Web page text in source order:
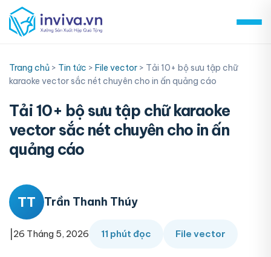
Skip
to
content
Trang chủ > Tin tức > File vector > Tải 10+ bộ sưu tập chữ
karaoke vector sắc nét chuyên cho in ấn quảng cáo
Tải 10+ bộ sưu tập chữ karaoke
vector sắc nét chuyên cho in ấn
quảng cáo
TT Trần Thanh Thúy
26 Tháng 5, 2026 11 phút đọc File vector